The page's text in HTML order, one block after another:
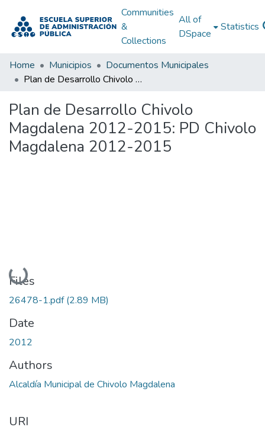
Communities
&
Collections
All of
DSpace
Statistics
Home Municipios
Documentos Municipales
Plan de Desarrollo Chivolo Magdalena 2012-2015: PD Chivolo Magdalena 2012-2015
Plan de Desarrollo Chivolo
Magdalena 2012-2015: PD Chivolo
Magdalena 2012-2015
Loading...
Files
26478-1.pdf(2.89 MB)
Date
2012
Authors
Alcaldía Municipal de Chivolo Magdalena
URI